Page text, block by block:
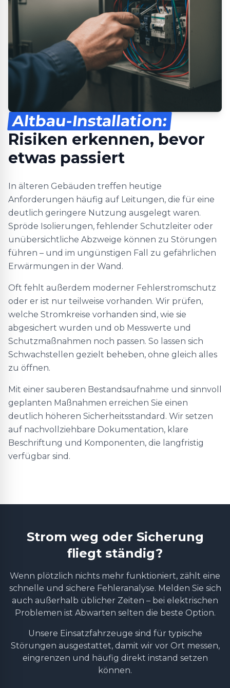
Altbau-Installation:
Risiken erkennen, bevor
etwas passiert
In älteren Gebäuden treffen heutige
Anforderungen häufig auf Leitungen, die für eine
deutlich geringere Nutzung ausgelegt waren.
Spröde Isolierungen, fehlender Schutzleiter oder
unübersichtliche Abzweige können zu Störungen
führen – und im ungünstigen Fall zu gefährlichen
Erwärmungen in der Wand.
Oft fehlt außerdem moderner Fehlerstromschutz
oder er ist nur teilweise vorhanden. Wir prüfen,
welche Stromkreise vorhanden sind, wie sie
abgesichert wurden und ob Messwerte und
Schutzmaßnahmen noch passen. So lassen sich
Schwachstellen gezielt beheben, ohne gleich alles
zu öffnen.
Mit einer sauberen Bestandsaufnahme und sinnvoll
geplanten Maßnahmen erreichen Sie einen
deutlich höheren Sicherheitsstandard. Wir setzen
auf nachvollziehbare Dokumentation, klare
Beschriftung und Komponenten, die langfristig
verfügbar sind.
Strom weg oder Sicherung
fliegt ständig?
Wenn plötzlich nichts mehr funktioniert, zählt eine
schnelle und sichere Fehleranalyse. Melden Sie sich
auch außerhalb üblicher Zeiten – bei elektrischen
Problemen ist Abwarten selten die beste Option.
Unsere Einsatzfahrzeuge sind für typische
Störungen ausgestattet, damit wir vor Ort messen,
eingrenzen und häufig direkt instand setzen
können.